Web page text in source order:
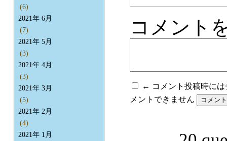
コメント
← コメント投稿時に
メントできません
(6)
2021年 6月
(7)
2021年 5月
(3)
2021年 4月
(3)
2021年 3月
(5)
2021年 2月
(4)
2021年 1月